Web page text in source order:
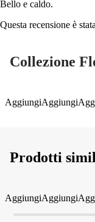
Bello e caldo.
Questa recensione è
Collezione
AggiungiAggiungi
Prodotti
AggiungiAggiungi